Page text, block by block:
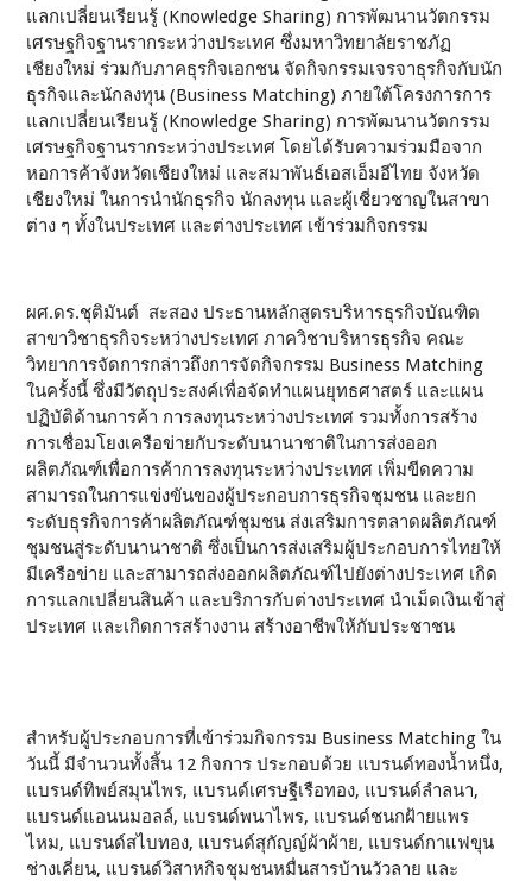
แลกเปลี่ยนเรียนรู้ (Knowledge Sharing) การพัฒนานวัตกรรม
เศรษฐกิจฐานรากระหว่างประเทศ ซึ่งมหาวิทยาลัยราชภัฏ
เชียงใหม่ ร่วมกับภาคธุรกิจเอกชน จัดกิจกรรมเจรจาธุรกิจกับนัก
ธุรกิจและนักลงทุน (Business Matching) ภายใต้โครงการการ
แลกเปลี่ยนเรียนรู้ (Knowledge Sharing) การพัฒนานวัตกรรม
เศรษฐกิจฐานรากระหว่างประเทศ โดยได้รับความร่วมมือจาก
หอการค้าจังหวัดเชียงใหม่ และสมาพันธ์เอสเอ็มอีไทย จังหวัด
เชียงใหม่ ในการนำนักธุรกิจ นักลงทุน และผู้เชี่ยวชาญในสาขา
ต่าง ๆ ทั้งในประเทศ และต่างประเทศ เข้าร่วมกิจกรรม
ผศ.ดร.ชุติมันต์ สะสอง ประธานหลักสูตรบริหารธุรกิจบัณฑิต
สาขาวิชาธุรกิจระหว่างประเทศ ภาควิชาบริหารธุรกิจ คณะ
วิทยาการจัดการกล่าวถึงการจัดกิจกรรม Business Matching
ในครั้งนี้ ซึ่งมีวัตถุประสงค์เพื่อจัดทำแผนยุทธศาสตร์ และแผน
ปฏิบัติด้านการค้า การลงทุนระหว่างประเทศ รวมทั้งการสร้าง
การเชื่อมโยงเครือข่ายกับระดับนานาชาติในการส่งออก
ผลิตภัณฑ์เพื่อการค้าการลงทุนระหว่างประเทศ เพิ่มขีดความ
สามารถในการแข่งขันของผู้ประกอบการธุรกิจชุมชน และยก
ระดับธุรกิจการค้าผลิตภัณฑ์ชุมชน ส่งเสริมการตลาดผลิตภัณฑ์
ชุมชนสู่ระดับนานาชาติ ซึ่งเป็นการส่งเสริมผู้ประกอบการไทยให้
มีเครือข่าย และสามารถส่งออกผลิตภัณฑ์ไปยังต่างประเทศ เกิด
การแลกเปลี่ยนสินค้า และบริการกับต่างประเทศ นำเม็ดเงินเข้าสู่
ประเทศ และเกิดการสร้างงาน สร้างอาชีพให้กับประชาชน
สำหรับผู้ประกอบการที่เข้าร่วมกิจกรรม Business Matching ใน
วันนี้ มีจำนวนทั้งสิ้น 12 กิจการ ประกอบด้วย แบรนด์ทองน้ำหนึ่ง,
แบรนด์ทิพย์สมุนไพร, แบรนด์เศรษฐีเรือทอง, แบรนด์ลำลนา,
แบรนด์แอนนมอลล์, แบรนด์พนาไพร, แบรนด์ชนกฝ้ายแพร
ไหม, แบรนด์สไบทอง, แบรนด์สุกัญญ์ผ้าผ้าย, แบรนด์กาแฟขุน
ช่างเคี่ยน, แบรนด์วิสาหกิจชุมชนหมื่นสารบ้านวัวลาย และ